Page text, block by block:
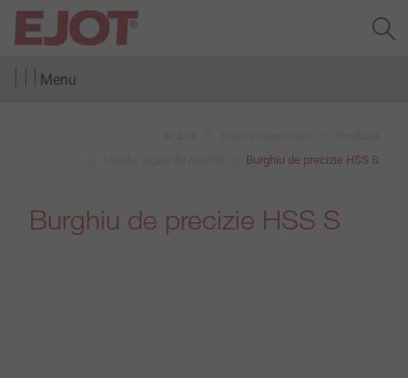
Menu
Burghiu de precizie HSS S
Burghiu de precizie HSS S